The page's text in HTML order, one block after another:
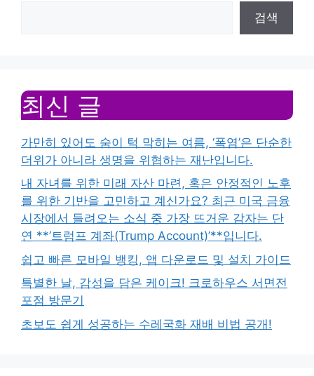
검색
최신 글
가만히 있어도 숨이 턱 막히는 여름, ‘폭염’은 단순한
더위가 아니라 생명을 위협하는 재난입니다.
내 자녀를 위한 미래 자산 마련, 혹은 안정적인 노후
를 위한 기반을 고민하고 계신가요? 최근 미국 금융
시장에서 들려오는 소식 중 가장 뜨거운 감자는 단
연 **’트럼프 계좌(Trump Account)’**입니다.
쉽고 빠른 모바일 뱅킹, 앱 다운로드 및 설치 가이드
특별한 날, 감성을 담은 케이크! 크로하우스 서면전
포점 방문기
초보도 쉽게 성공하는 수레국화 재배 비법 공개!